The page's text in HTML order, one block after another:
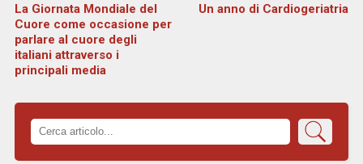
La Giornata Mondiale del
Cuore come occasione per
parlare al cuore degli
italiani attraverso i
principali media
Un anno di Cardiogeriatria